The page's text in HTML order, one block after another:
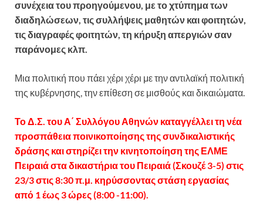
συνέχεια του προηγούμενου, με το χτύπημα των
διαδηλώσεων, τις συλλήψεις μαθητών και φοιτητών,
τις διαγραφές φοιτητών, τη κήρυξη απεργιών σαν
παράνομες κλπ.
Μια πολιτική που πάει χέρι χέρι με την αντιλαϊκή πολιτική
της κυβέρνησης, την επίθεση σε μισθούς και δικαιώματα.
Το Δ.Σ. του Α΄ Συλλόγου Αθηνών καταγγέλλει τη νέα
προσπάθεια ποινικοποίησης της συνδικαλιστικής
δράσης και στηρίζει την κινητοποίηση της ΕΛΜΕ
Πειραιά στα δικαστήρια του Πειραιά (Σκουζέ 3-5) στις
23/3 στις 8:30 π.μ. κηρύσσοντας στάση εργασίας
από 1 έως 3 ώρες (8:00 -11:00).